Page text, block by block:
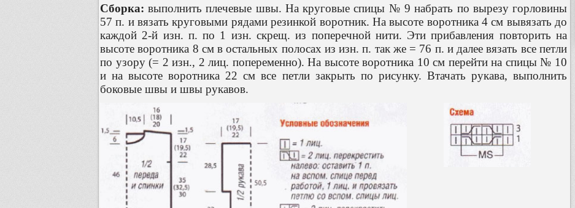
Сборка: выполнить плечевые швы. На круговые спицы № 9 набрать по вырезу горловины
57 п. и вязать круговыми рядами резинкой воротник. На высоте воротника 4 см вывязать до
каждой 2-й изн. п. по 1 изн. скрещ. из поперечной нити. Эти прибавления повторить на
высоте воротника 8 см в остальных полосах из изн. п. так же = 76 п. и далее вязать все петли
по узору (= 2 изн., 2 лиц. попеременно). На высоте воротника 10 см перейти на спицы № 10
и на высоте воротника 22 см все петли закрыть по рисунку. Втачать рукава, выполнить
боковые швы и швы рукавов.